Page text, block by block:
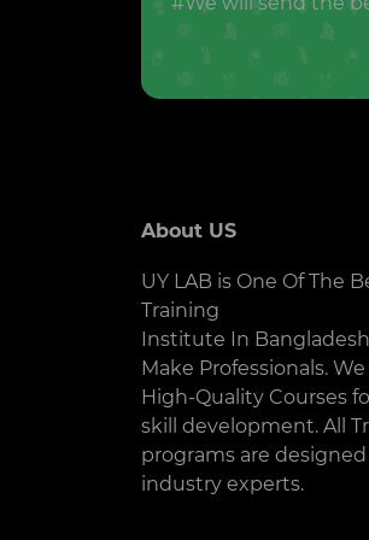
About US
UY LAB is One Of The
Training
Institute In
Make Professionals.
High-Quality Courses
skill development. All
programs are
industry experts.